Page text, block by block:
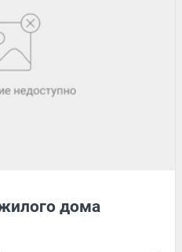
дома